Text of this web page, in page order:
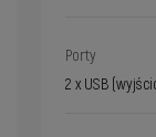
Porty
2 x USB